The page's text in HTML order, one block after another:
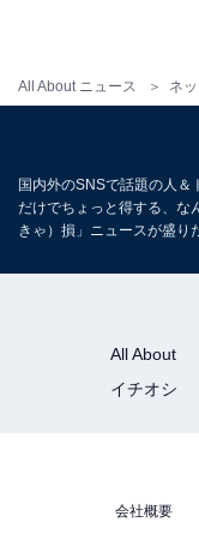
All About ニュース ネ
国内外のSNSで話題の人＆
だけでちょっと得する、な
きゃ）損」ニュースが盛り
All About
イチオシ
会社概要